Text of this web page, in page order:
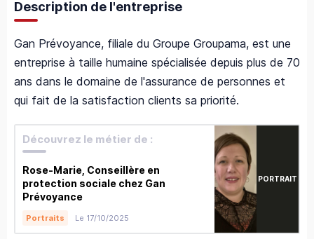
Description de l'entreprise
Gan Prévoyance, filiale du Groupe Groupama, est une
entreprise à taille humaine spécialisée depuis plus de 70
ans dans le domaine de l'assurance de personnes et
qui fait de la satisfaction clients sa priorité.
Découvrez le métier de :
Rose-Marie, Conseillère en
protection sociale chez Gan
Prévoyance
Portraits Le 17/10/2025
PORTRAIT